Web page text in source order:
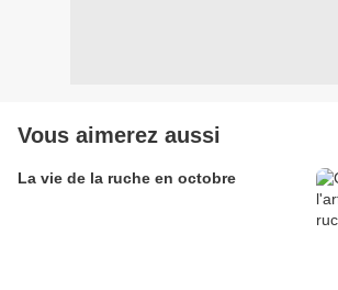
Vous aimerez aussi
La vie de la ruche en octobre